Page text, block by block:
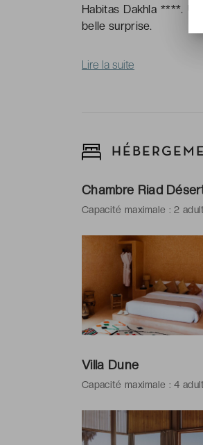
Habitas Dakhla ****.
belle surprise.
Lire la suite
Chambre Riad
Capacité maximale : 2
Villa Dune
Capacité maximale : 4